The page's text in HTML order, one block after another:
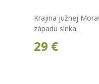
Krajina južnej
západu slnka.
29 €